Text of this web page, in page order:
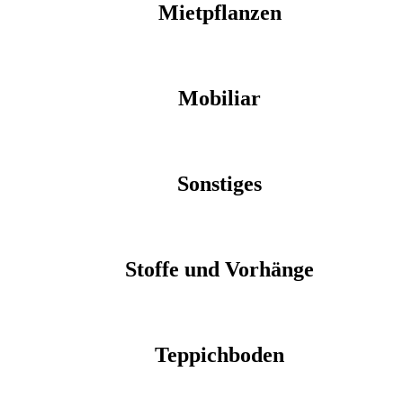
Mietpflanzen
Mobiliar
Sonstiges
Stoffe und Vorhänge
Teppichboden